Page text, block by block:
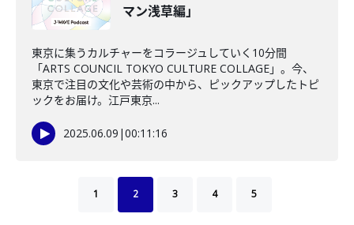
マン浅草編」
東京に集うカルチャーをコラージュしていく10分間
「ARTS COUNCIL TOKYO CULTURE COLLAGE」。今、
東京で注目の文化や芸術の中から、ピックアップしたトピ
ックをお届け。江戸東京...
2025.06.09 |00:11:16
1 2 3 4 5